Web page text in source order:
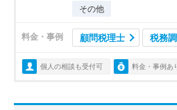
その他
料金・事例 顧問税理士 税務
個人の相談も受付可 料金・事例あ